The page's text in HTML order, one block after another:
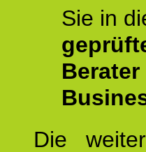
Sie in
Die